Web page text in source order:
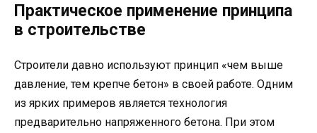
Практическое применение принципа
в строительстве
Строители давно используют принцип «чем выше
давление, тем крепче бетон» в своей работе. Одним
из ярких примеров является технология
предварительно напряженного бетона. При этом